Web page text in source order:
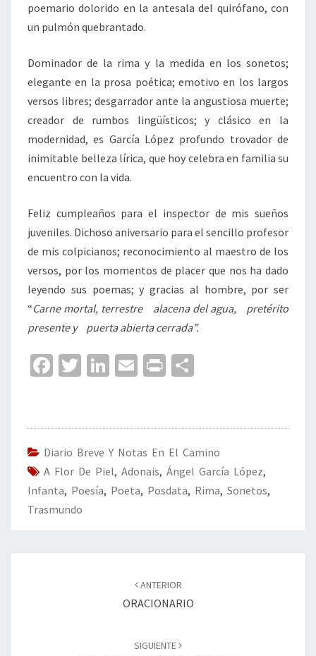
poemario dolorido en la antesala del quirófano, con
un pulmón quebrantado.
Dominador de la rima y la medida en los sonetos;
elegante en la prosa poética; emotivo en los largos
versos libres; desgarrador ante la angustiosa muerte;
creador de rumbos lingüísticos; y clásico en la
modernidad, es García López profundo trovador de
inimitable belleza lírica, que hoy celebra en familia su
encuentro con la vida.
Feliz cumpleaños para el inspector de mis sueños
juveniles. Dichoso aniversario para el sencillo profesor
de mis colpicianos; reconocimiento al maestro de los
versos, por los momentos de placer que nos ha dado
leyendo sus poemas; y gracias al hombre, por ser
“Carne mortal, terrestre alacena del agua, pretérito
presente y puerta abierta cerrada”.
Fa
o
o
k
T
er
Li
dI
n
E
l
Pr
p
ar
tir
Diario Breve Y Notas En El Camino
A Flor De Piel, Adonais, Ángel García López,
Infanta, Poesía, Poeta, Posdata, Rima, Sonetos,
Trasmundo
ANTERIOR
ORACIONARIO
SIGUIENTE